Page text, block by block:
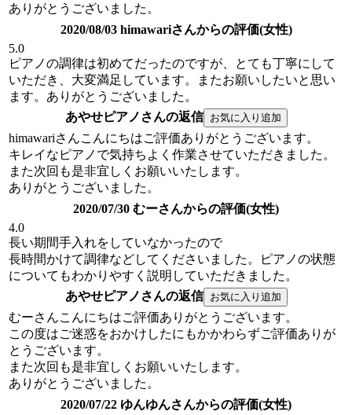
ありがとうございました。
2020/08/03 himawariさんからの評価(女性)
5.0
ピアノの調律は初めてだったのですが、とても丁寧にして
いただき、大変満足しています。またお願いしたいと思い
ます。ありがとうございました。
あやせピアノさんの返信
himawariさんこんにちはご評価ありがとうございます。
キレイなピアノで気持ちよく作業させていただきました。
また次回も是非宜しくお願いいたします。
ありがとうございました。
2020/07/30 むーさんからの評価(女性)
4.0
長い期間手入れをしていなかったので
長時間かけて調律などしてくださいました。ピアノの状態
についてもわかりやすく説明していただきました。
あやせピアノさんの返信
むーさんこんにちはご評価ありがとうございます。
この度はご迷惑をおかけしたにもかかわらずご評価ありが
とうございます。
また次回も是非宜しくお願いいたします。
ありがとうございました。
2020/07/22 ゆんゆんさんからの評価(女性)